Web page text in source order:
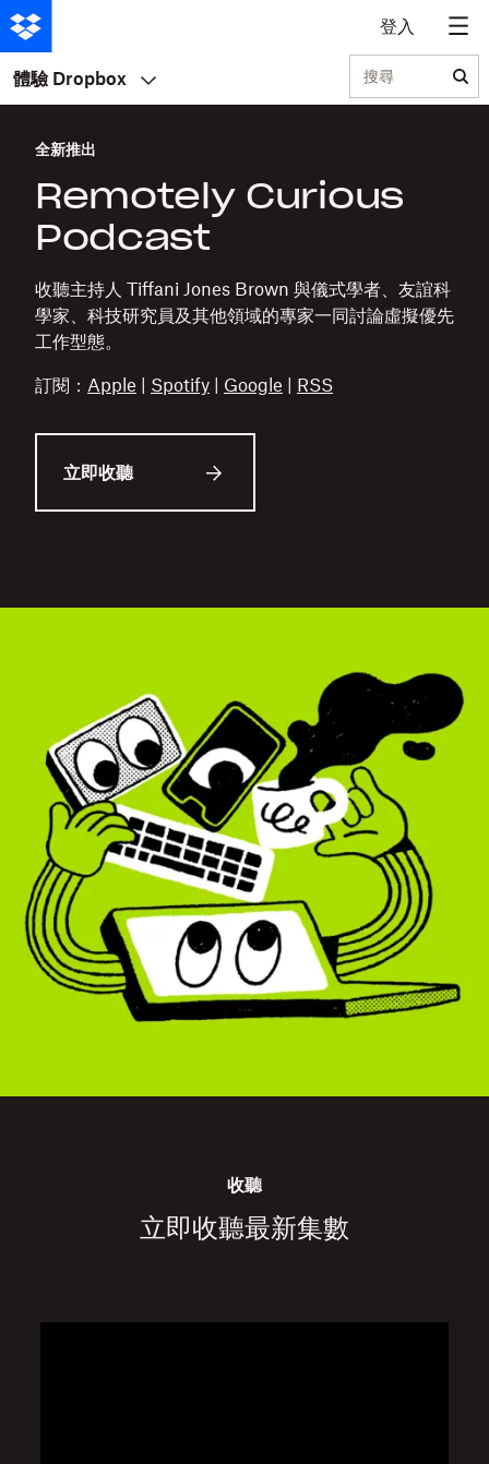
登入
體驗 Dropbox 搜尋
全新推出
Remotely Curious
Podcast
收聽主持人 Tiffani Jones Brown 與儀式學者、友誼科
學家、科技研究員及其他領域的專家一同討論虛擬優先
工作型態。
訂閱： Apple Spotify Google RSS
立即收聽
收聽
立即收聽最新集數